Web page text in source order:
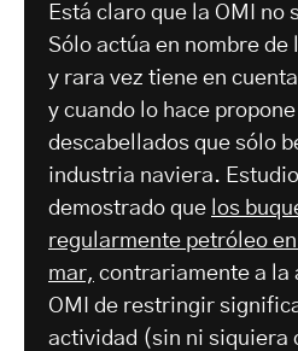
Está claro que la OMI no
Sólo actúa en nombre
y rara vez tiene en
y cuando lo hace
descabellados que sólo
industria naviera.
demostrado que los
regularmente petróleo en
mar, contrariamente a la
OMI de restringir
actividad (sin ni siquiera